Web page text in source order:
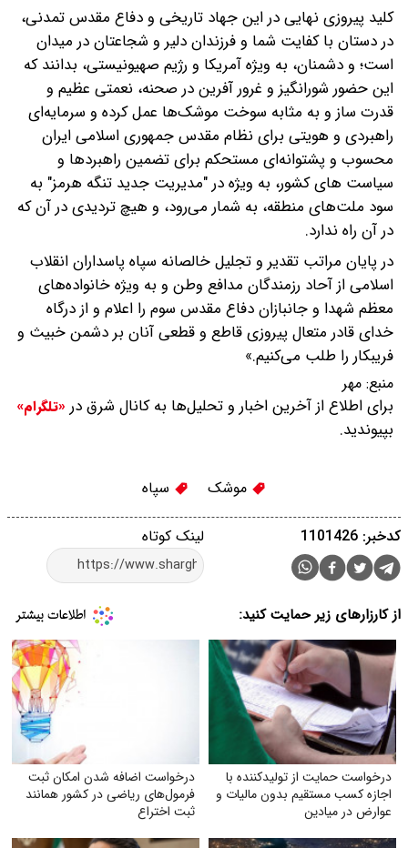
کلید پیروزی نهایی در این جهاد تاریخی و دفاع مقدس تمدنی،
در دستان با کفایت شما و فرزندان دلیر و شجاعتان در میدان
است؛ و دشمنان، به ویژه آمریکا و رژیم صهیونیستی، بدانند که
این حضور شورانگیز و غرور آفرین در صحنه، نعمتی عظیم و
قدرت ساز و به مثابه سوخت موشک‌ها عمل کرده و سرمایه‌ای
راهبردی و هویتی برای نظام مقدس جمهوری اسلامی ایران
محسوب و پشتوانه‌ای مستحکم برای تضمین راهبردها و
سیاست‌ های کشور، به ویژه در "مدیریت جدید تنگه هرمز" به
سود ملت‌های منطقه، به شمار می‌رود، و هیچ تردیدی در آن که
در آن راه ندارد.
در پایان مراتب تقدیر و تجلیل خالصانه سپاه پاسداران انقلاب
اسلامی از آحاد رزمندگان مدافع وطن و به ویژه خانواده‌های
معظم شهدا و جانبازان دفاع مقدس سوم را اعلام و از درگاه
خدای قادر متعال پیروزی قاطع و قطعی آنان بر دشمن خبیث و
فریبکار را طلب می‌کنیم.»
منبع: مهر
برای اطلاع از آخرین اخبار و تحلیل‌ها به کانال شرق در «تلگرام»
بپیوندید.
موشک سپاه
لینک کوتاه کدخبر: 1101426
از کارزارهای زیر حمایت کنید:
درخواست حمایت از تولیدکننده با
اجازه کسب مستقیم بدون مالیات و
عوارض در میادین
درخواست اضافه شدن امکان ثبت
فرمول‌های ریاضی در کشور همانند
ثبت اختراع